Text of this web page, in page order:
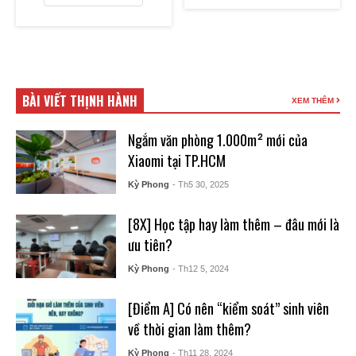
18 ₫.
BÀI VIẾT THỊNH HÀNH XEM THÊM
Ngắm văn phòng 1.000m² mới của
Xiaomi tại TP.HCM
Kỳ Phong - Th5 30, 2025
[8X] Học tập hay làm thêm – đâu mới là
ưu tiên?
Kỳ Phong - Th12 5, 2024
[Điểm A] Có nên “kiểm soát” sinh viên
về thời gian làm thêm?
Kỳ Phong - Th11 28, 2024